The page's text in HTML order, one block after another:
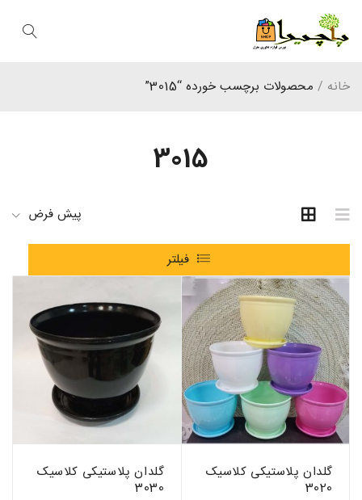
3015
خانه / محصولات برچسب خورده “3015”
پیش فرض
فیلتر
گلدان پلاستیکی کلاسیک
3020
گلدان پلاستیکی کلاسیک
3030